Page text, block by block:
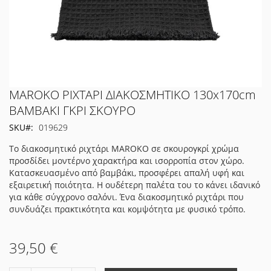
Μετάβαση
στην
αρχή
της
εικόνων
MAROKO ΡΙΧΤΑΡΙ ΔΙΑΚΟΣΜΗΤΙΚΟ 130x170cm
ΒΑΜΒΑΚΙ ΓΚΡΙ ΣΚΟΥΡΟ
SKU
019629
Το διακοσμητικό ριχτάρι MAROKO σε σκουρογκρί χρώμα
προσδίδει μοντέρνο χαρακτήρα και ισορροπία στον χώρο.
Κατασκευασμένο από βαμβάκι, προσφέρει απαλή υφή και
εξαιρετική ποιότητα. Η ουδέτερη παλέτα του το κάνει ιδανικό
για κάθε σύγχρονο σαλόνι. Ένα διακοσμητικό ριχτάρι που
συνδυάζει πρακτικότητα και κομψότητα με φυσικό τρόπο.
39,50 €